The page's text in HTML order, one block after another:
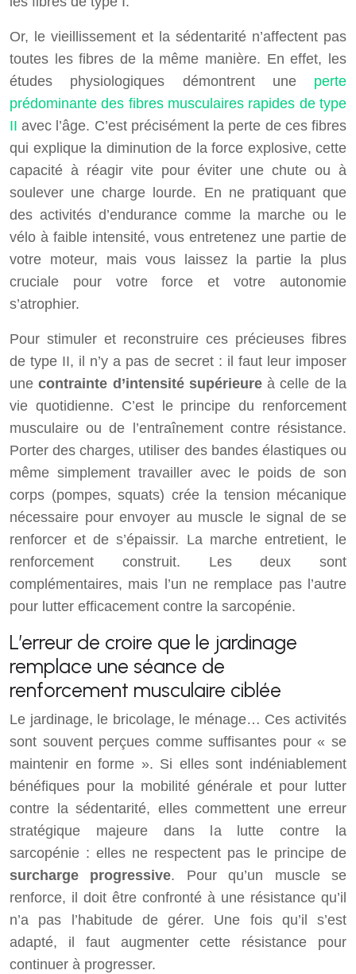
Or, le vieillissement et la sédentarité n’affectent pas
toutes les fibres de la même manière. En effet, les
études physiologiques démontrent une perte
prédominante des fibres musculaires rapides de type
II avec l’âge. C’est précisément la perte de ces fibres
qui explique la diminution de la force explosive, cette
capacité à réagir vite pour éviter une chute ou à
soulever une charge lourde. En ne pratiquant que
des activités d’endurance comme la marche ou le
vélo à faible intensité, vous entretenez une partie de
votre moteur, mais vous laissez la partie la plus
cruciale pour votre force et votre autonomie
s’atrophier.
Pour stimuler et reconstruire ces précieuses fibres
de type II, il n’y a pas de secret : il faut leur imposer
unecontrainte d’intensité supérieureà celle de la
vie quotidienne. C’est le principe du renforcement
musculaire ou de l’entraînement contre résistance.
Porter des charges, utiliser des bandes élastiques ou
même simplement travailler avec le poids de son
corps (pompes, squats) crée la tension mécanique
nécessaire pour envoyer au muscle le signal de se
renforcer et de s’épaissir. La marche entretient, le
renforcement construit. Les deux sont
complémentaires, mais l’un ne remplace pas l’autre
pour lutter efficacement contre la sarcopénie.
L’erreur de croire que le jardinage
remplace une séance de
renforcement musculaire ciblée
Le jardinage, le bricolage, le ménage… Ces activités
sont souvent perçues comme suffisantes pour « se
maintenir en forme ». Si elles sont indéniablement
bénéfiques pour la mobilité générale et pour lutter
contre la sédentarité, elles commettent une erreur
stratégique majeure dans la lutte contre la
sarcopénie : elles ne respectent pas le principe de
surcharge progressive. Pour qu’un muscle se
renforce, il doit être confronté à une résistance qu’il
n’a pas l’habitude de gérer. Une fois qu’il s’est
adapté, il faut augmenter cette résistance pour
continuer à progresser.